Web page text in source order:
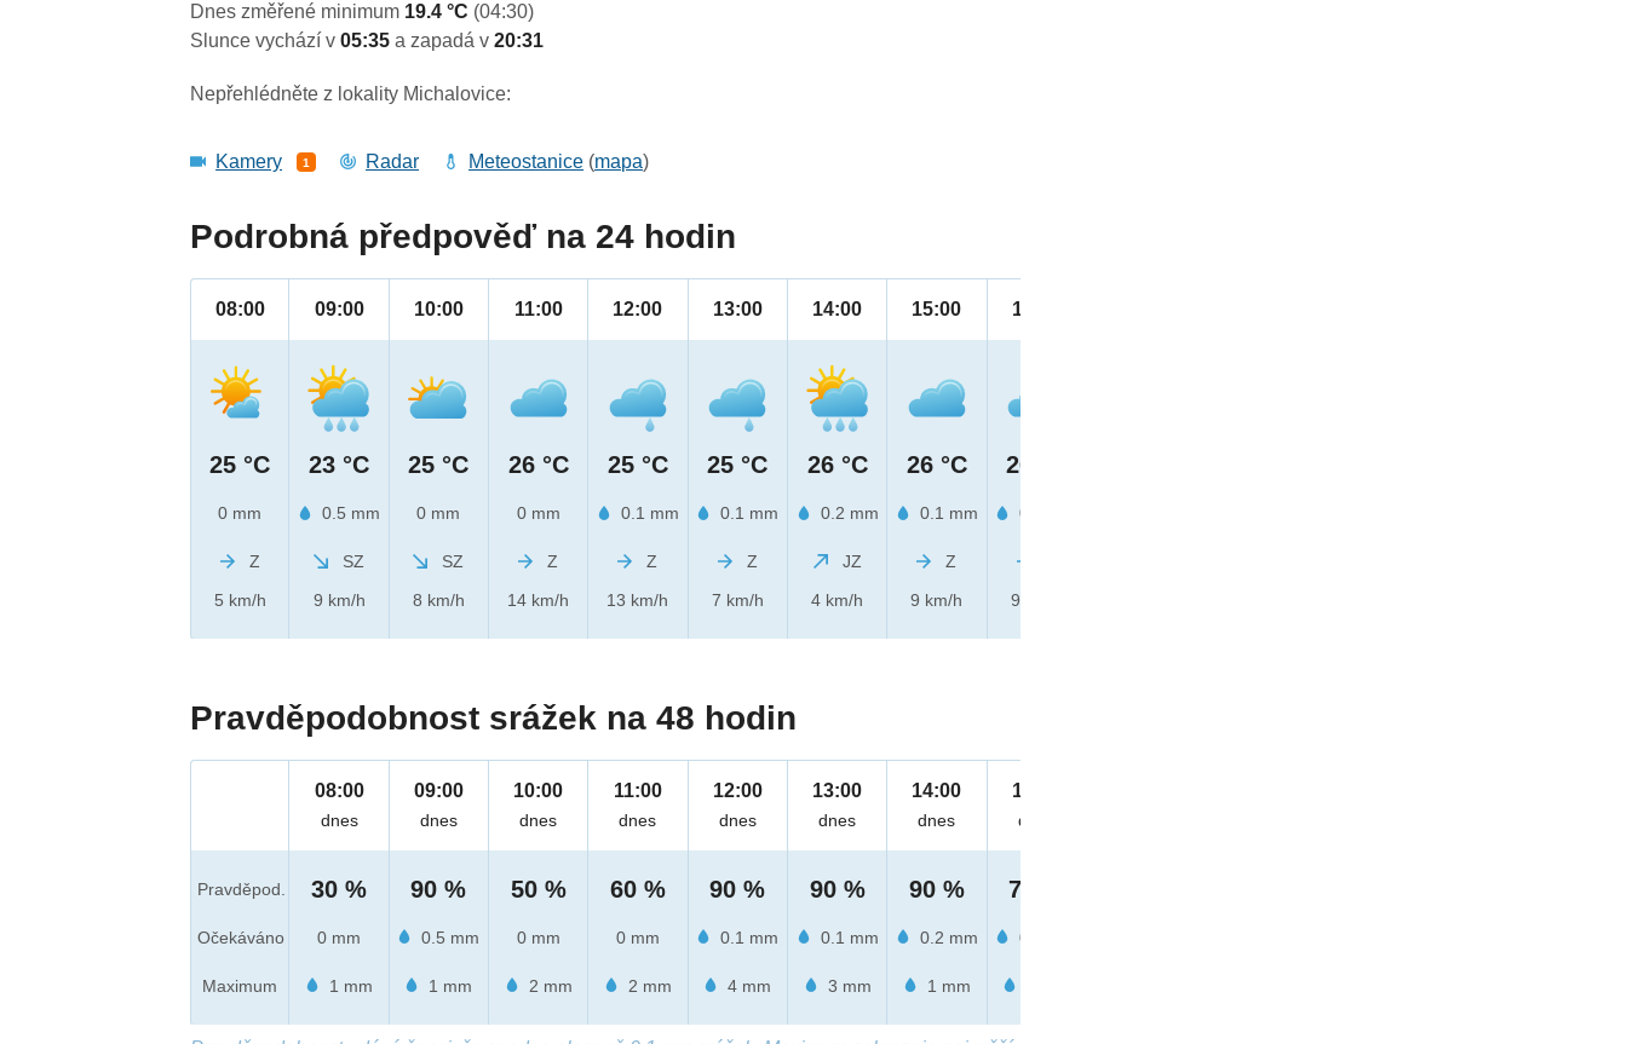
Dnes změřené minimum 19.4 °C (04:30)
Slunce vychází v05:35a zapadá v20:31
Nepřehlédněte z lokality Michalovice:
Kamery 1 Radar Meteostanice (mapa)
Podrobná předpověď na 24 hodin
08:00
25 °C
0 mm
Z
5 km/h
09:00
23 °C
0.5 mm
SZ
9 km/h
10:00
25 °C
0 mm
SZ
8 km/h
11:00
26 °C
0 mm
Z
14 km/h
12:00
25 °C
0.1 mm
Z
13 km/h
13:00
25 °C
0.1 mm
Z
7 km/h
14:00
26 °C
0.2 mm
JZ
4 km/h
15:00
26 °C
0.1 mm
Z
9 km/h
16:00
26 °C
0.1 mm
9 km/h
Pravděpodobnost srážek na 48 hodin
Pravděpod.
Očekáváno
Maximum
08:00
dnes
30 %
0 mm
1 mm
09:00
dnes
90 %
0.5 mm
1 mm
10:00
dnes
50 %
0 mm
2 mm
11:00
dnes
60 %
0 mm
2 mm
12:00
dnes
90 %
0.1 mm
4 mm
13:00
dnes
90 %
0.1 mm
3 mm
14:00
dnes
90 %
0.2 mm
1 mm
15:00
dnes
70 %
0.1 mm